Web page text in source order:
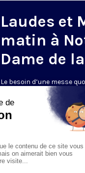
Laudes et
matin à
Dame de
Le besoin d’une messe
la télévision a été exprimé
encore plus forte
dans de nombreux pays
maintient depuis la
en direct de la basilique
Garde, à Marseille, les
Le lundi à 7h25, la messe
Du mardi au samedi à